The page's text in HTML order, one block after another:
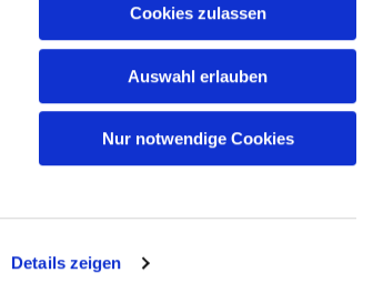
Details zeigen
Cookies zulassen
Auswahl erlauben
Nur notwendige Cookies